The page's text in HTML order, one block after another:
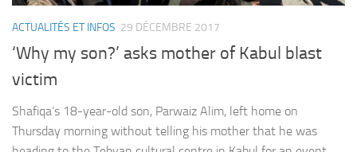
ACTUALITÉS ET INFOS 29 DÉCEMBRE 2017
‘Why my son?’ asks mother of Kabul blast
victim
Shafiqa’s 18-year-old son, Parwaiz Alim, left home on
Thursday morning without telling his mother that he was